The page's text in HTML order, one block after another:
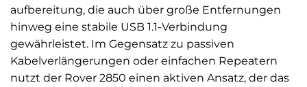
aufbereitung, die auch über große Entfernungen
hinweg eine stabile USB 1.1-Verbindung
gewährleistet. Im Gegensatz zu passiven
Kabelverlängerungen oder einfachen Repeatern
nutzt der Rover 2850 einen aktiven Ansatz, der das